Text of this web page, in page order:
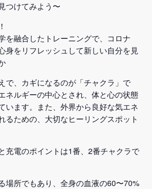
つけてみよう〜
を融合したトレーニングで、コロナ
身をリフレッシュして新しい自分を見
で、カギになるのが「チャクラ」で
ネルギーの中心とされ、体と心の状態
います。また、外界から良好な気エネ
るための、大切なヒーリングスポット
充電のポイントは1番、2番チャクラで
場所でもあり、全身の血液の60〜70%